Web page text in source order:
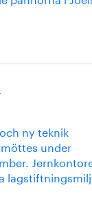
ny teknik
under